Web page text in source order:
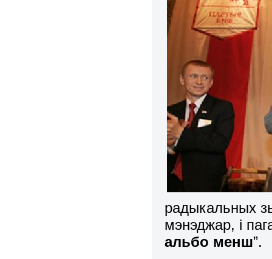
радыкальных
мэнэджар, і
альбо менш”.